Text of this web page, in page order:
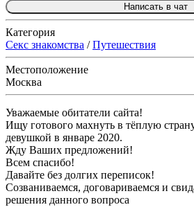
Написать в чат
Категория
Секс знакомства /Путешествия
Местоположение
Москва
Уважаемые обитатели сайта!
Ищу готового махнуть в тёплую
девушкой в январе 2020.
Жду Ваших предложений!
Всем спасибо!
Давайте без долгих переписок!
Созваниваемся, договариваемся и
решения данного вопроса